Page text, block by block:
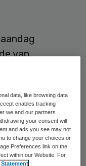
van
De man
verschillende
die zorg
een speciaal
data, like browsing data
enables tracking
we and our partners
your consent will
and ads you see may not
to change your choices or
Preferences link on the
within our Website. For
Statement